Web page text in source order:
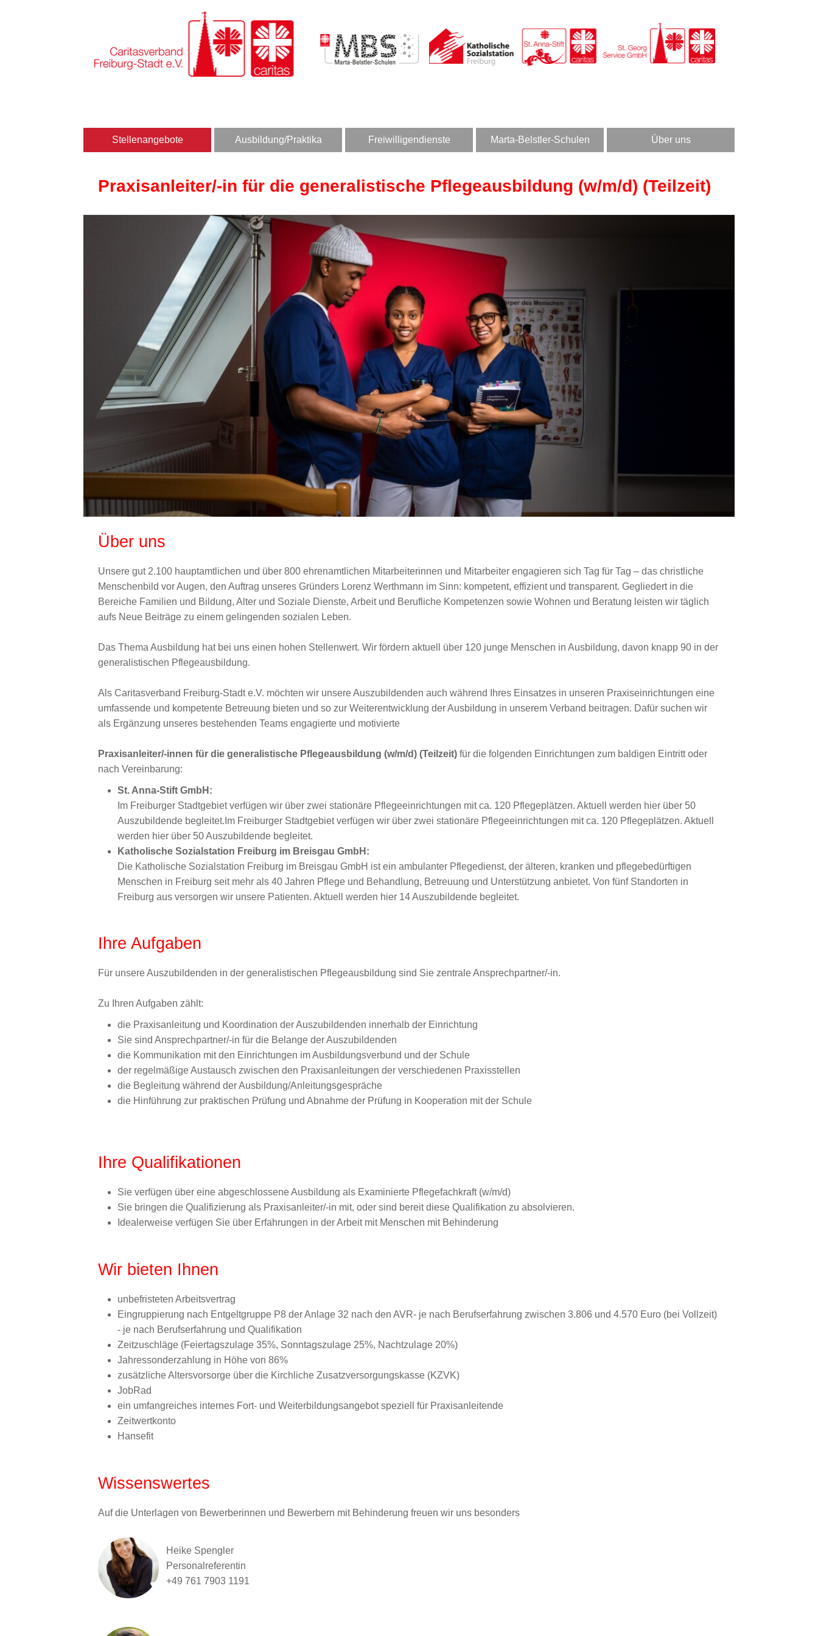
Stellenangebote Ausbildung/Praktika Freiwilligendienste Marta-Belstler-Schulen Über uns
Praxisanleiter/-in für die generalistische Pflegeausbildung (w/m/d) (Teilzeit)
Über uns
Unsere gut 2.100 hauptamtlichen und über 800 ehrenamtlichen Mitarbeiterinnen und Mitarbeiter engagieren sich Tag für Tag – das christliche
Menschenbild vor Augen, den Auftrag unseres Gründers Lorenz Werthmann im Sinn: kompetent, effizient und transparent. Gegliedert in die
Bereiche Familien und Bildung, Alter und Soziale Dienste, Arbeit und Berufliche Kompetenzen sowie Wohnen und Beratung leisten wir täglich
aufs Neue Beiträge zu einem gelingenden sozialen Leben.
Das Thema Ausbildung hat bei uns einen hohen Stellenwert. Wir fördern aktuell über 120 junge Menschen in Ausbildung, davon knapp 90 in der
generalistischen Pflegeausbildung.
Als Caritasverband Freiburg-Stadt e.V. möchten wir unsere Auszubildenden auch während Ihres Einsatzes in unseren Praxiseinrichtungen eine
umfassende und kompetente Betreuung bieten und so zur Weiterentwicklung der Ausbildung in unserem Verband beitragen. Dafür suchen wir
als Ergänzung unseres bestehenden Teams engagierte und motivierte
Praxisanleiter/-innen für die generalistische Pflegeausbildung (w/m/d) (Teilzeit) für die folgenden Einrichtungen zum baldigen Eintritt oder
nach Vereinbarung:
St. Anna-Stift GmbH:
Im Freiburger Stadtgebiet verfügen wir über zwei stationäre Pflegeeinrichtungen mit ca. 120 Pflegeplätzen. Aktuell werden hier über 50
Auszubildende begleitet.Im Freiburger Stadtgebiet verfügen wir über zwei stationäre Pflegeeinrichtungen mit ca. 120 Pflegeplätzen. Aktuell
werden hier über 50 Auszubildende begleitet.
Katholische Sozialstation Freiburg im Breisgau GmbH:
Die Katholische Sozialstation Freiburg im Breisgau GmbH ist ein ambulanter Pflegedienst, der älteren, kranken und pflegebedürftigen
Menschen in Freiburg seit mehr als 40 Jahren Pflege und Behandlung, Betreuung und Unterstützung anbietet. Von fünf Standorten in
Freiburg aus versorgen wir unsere Patienten. Aktuell werden hier 14 Auszubildende begleitet.
Ihre Aufgaben
Für unsere Auszubildenden in der generalistischen Pflegeausbildung sind Sie zentrale Ansprechpartner/-in.
Zu Ihren Aufgaben zählt:
die Praxisanleitung und Koordination der Auszubildenden innerhalb der Einrichtung
Sie sind Ansprechpartner/-in für die Belange der Auszubildenden
die Kommunikation mit den Einrichtungen im Ausbildungsverbund und der Schule
der regelmäßige Austausch zwischen den Praxisanleitungen der verschiedenen Praxisstellen
die Begleitung während der Ausbildung/Anleitungsgespräche
die Hinführung zur praktischen Prüfung und Abnahme der Prüfung in Kooperation mit der Schule
Ihre Qualifikationen
Sie verfügen über eine abgeschlossene Ausbildung als Examinierte Pflegefachkraft (w/m/d)
Sie bringen die Qualifizierung als Praxisanleiter/-in mit, oder sind bereit diese Qualifikation zu absolvieren.
Idealerweise verfügen Sie über Erfahrungen in der Arbeit mit Menschen mit Behinderung
Wir bieten Ihnen
unbefristeten Arbeitsvertrag
Eingruppierung nach Entgeltgruppe P8 der Anlage 32 nach den AVR- je nach Berufserfahrung zwischen 3.806 und 4.570 Euro (bei Vollzeit)
- je nach Berufserfahrung und Qualifikation
Zeitzuschläge (Feiertagszulage 35%, Sonntagszulage 25%, Nachtzulage 20%)
Jahressonderzahlung in Höhe von 86%
zusätzliche Altersvorsorge über die Kirchliche Zusatzversorgungskasse (KZVK)
JobRad
ein umfangreiches internes Fort- und Weiterbildungsangebot speziell für Praxisanleitende
Zeitwertkonto
Hansefit
Wissenswertes
Auf die Unterlagen von Bewerberinnen und Bewerbern mit Behinderung freuen wir uns besonders
Heike Spengler
Personalreferentin
+49 761 7903 1191